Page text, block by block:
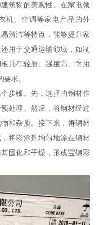
筑物的美观性。在家电领
机、空调等家电产品的外
清洁等特点，能够提升家
用于交通运输领域，如制
具有轻质、强度高、耐用
求。
步骤。先，选择的钢材作
处理。然后，将钢材经过
和杂质。接下来，将钢材
将彩涂剂均匀地涂在钢材
固化和干燥，形成宝钢彩